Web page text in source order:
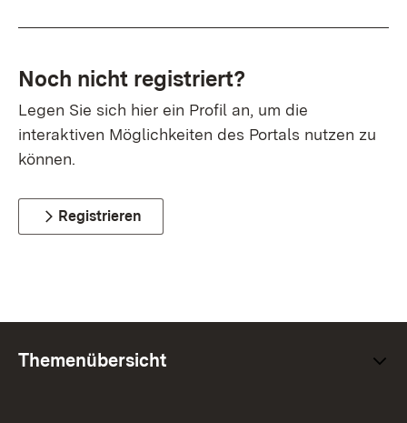
Noch nicht registriert?
Legen Sie sich hier ein Profil an, um die
interaktiven Möglichkeiten des Portals nutzen zu
können.
Registrieren
Themenübersicht